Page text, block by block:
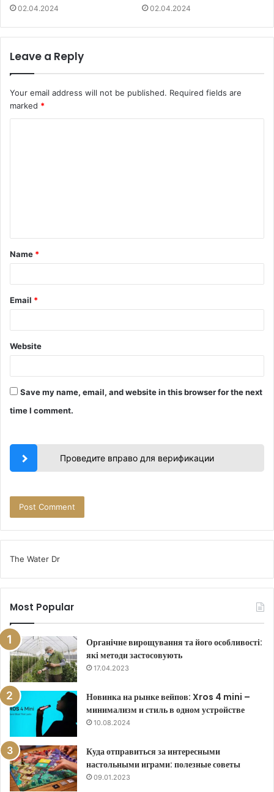
02.04.2024 02.04.2024
Leave a Reply
Your email address will not be published. Required fields are
marked *
t
*
Name *
Email *
Website
Save my name, email, and website in this browser for the next
time I comment.
Проведите вправо для верификации
The Water Dr
Most Popular
Органічне вирощування та його особливості:
які методи застосовують
17.04.2023
Новинка на рынке вейпов: Xros 4 mini –
минимализм и стиль в одном устройстве
10.08.2024
Куда отправиться за интересными
настольными играми: полезные советы
09.01.2023